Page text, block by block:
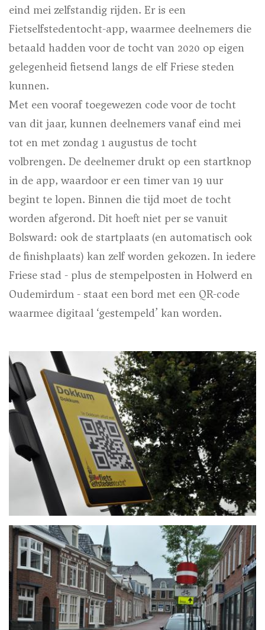
eind mei zelfstandig rijden. Er is een
Fietselfstedentocht-app, waarmee deelnemers die
betaald hadden voor de tocht van 2020 op eigen
gelegenheid fietsend langs de elf Friese steden
kunnen.
Met een vooraf toegewezen code voor de tocht
van dit jaar, kunnen deelnemers vanaf eind mei
tot en met zondag 1 augustus de tocht
volbrengen. De deelnemer drukt op een startknop
in de app, waardoor er een timer van 19 uur
begint te lopen. Binnen die tijd moet de tocht
worden afgerond. Dit hoeft niet per se vanuit
Bolsward: ook de startplaats (en automatisch ook
de finishplaats) kan zelf worden gekozen. In iedere
Friese stad - plus de stempelposten in Holwerd en
Oudemirdum - staat een bord met een QR-code
waarmee digitaal ‘gestempeld’ kan worden.